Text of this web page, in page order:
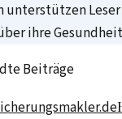
unterstützen
ihre
Beiträge